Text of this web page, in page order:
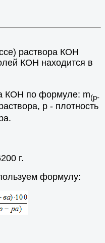
раствора КОН
КОН находится в
КОН по формуле: m(р-
p - плотность
= 6200 г.
формулу: